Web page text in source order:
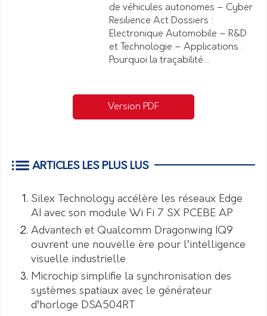
de véhicules autonomes – Cyber
Resilience Act Dossiers :
Electronique Automobile – R&D
et Technologie – Applications :
Pourquoi la traçabilité…
Version PDF
ARTICLES LES PLUS LUS
Silex Technology accélère les réseaux Edge
AI avec son module Wi Fi 7 SX PCEBE AP
Advantech et Qualcomm Dragonwing IQ9
ouvrent une nouvelle ère pour l’intelligence
visuelle industrielle
Microchip simplifie la synchronisation des
systèmes spatiaux avec le générateur
d’horloge DSA504RT